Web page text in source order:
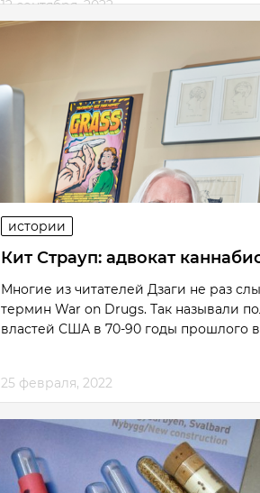
12 сентября, 2022
истории
Кит Страуп: адвокат
Многие из читателей Дзаги не раз
термин War on Drugs. Так называли
властей США в 70-90 годы прошлого
25 февраля, 2022